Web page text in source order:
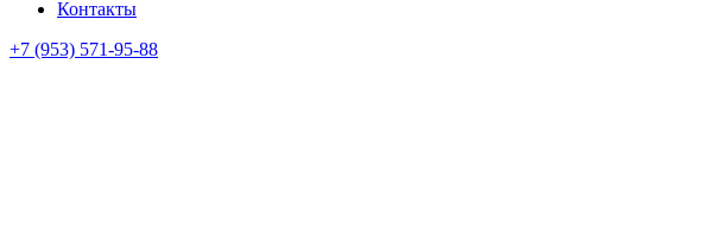
Контакты
+7 (953) 571-95-88